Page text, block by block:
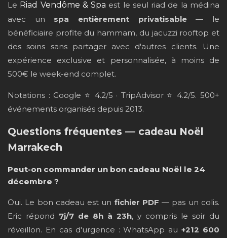
Le Riad Vendôme & Spa est le seul riad de la médina
avec un spa entièrement privatisable— le
bénéficiaire profite du hammam, du jacuzzi rooftop et
des soins sans partager avec d'autres clients. Une
expérience exclusive et personnalisée, à moins de
500€ le week-end complet.
Notations : Google ⭐ 4.2/5 · TripAdvisor ⭐ 4.2/5. 500+
événements organisés depuis 2013.
Questions fréquentes — cadeau Noël
Marrakech
Peut-on commander un bon cadeau Noël le 24
décembre ?
Oui. Le bon cadeau est un fichier PDF — pas un colis.
Eric répond 7j/7 de 8h à 23h, y compris le soir du
réveillon. En cas d'urgence : WhatsApp au+212 600